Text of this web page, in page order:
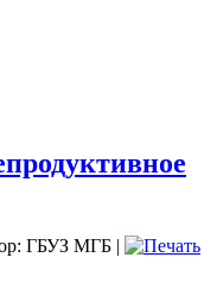
ГБУЗ МГБ |